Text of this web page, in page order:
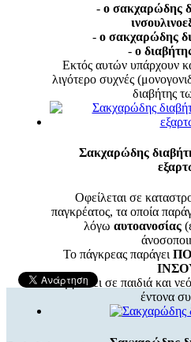
- ο σακχαρώδης
-ο σακχαρώδης
- ο
Εκτός αυτών υπάρχουν
λιγότερο συχνές
διαβήτης
Σακχαρώδης
Οφείλεται σε
παγκρέατος, τα οποία
λόγω αυτοανοσίας
Το πάγκρεας παράγει
Συμβαίνει σε παιδιά και
έντονα